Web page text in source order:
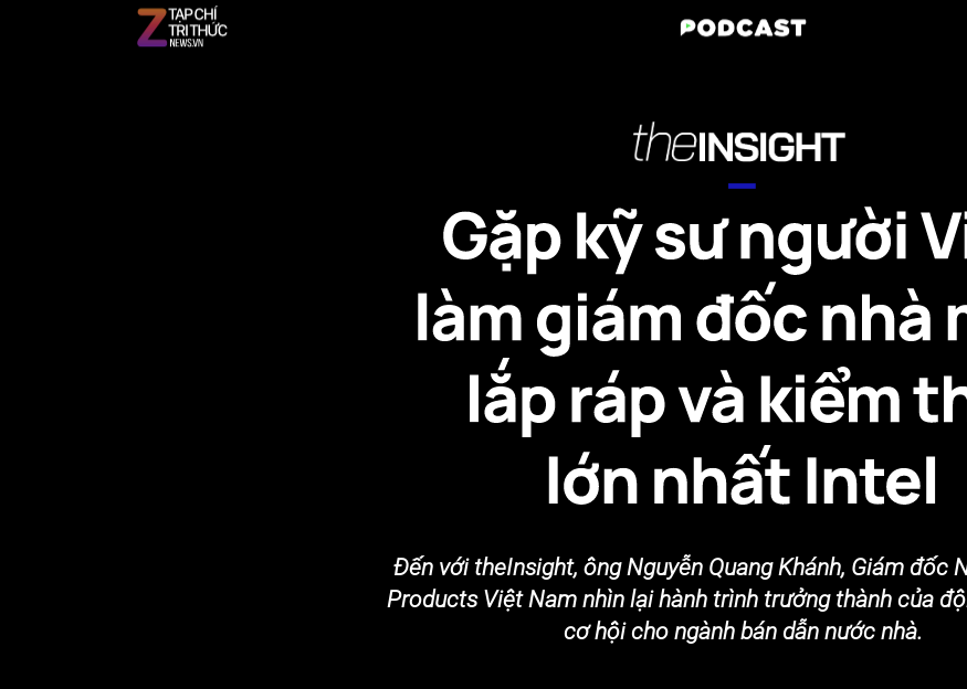
Đến với theInsight, ông Nguyễn Quang Khánh, Giám đốc
Products Việt Nam nhìn lại hành trình trưởng thành của
cơ hội cho ngành bán dẫn nước nhà.